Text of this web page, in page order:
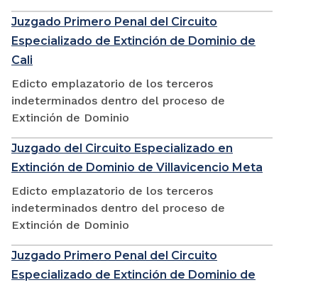
Juzgado Primero Penal del Circuito
Especializado de Extinción de Dominio de
Cali
Edicto emplazatorio de los terceros
indeterminados dentro del proceso de
Extinción de Dominio
Juzgado del Circuito Especializado en
Extinción de Dominio de Villavicencio Meta
Edicto emplazatorio de los terceros
indeterminados dentro del proceso de
Extinción de Dominio
Juzgado Primero Penal del Circuito
Especializado de Extinción de Dominio de